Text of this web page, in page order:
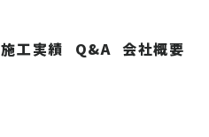
施工実績 Q&A 会社概要